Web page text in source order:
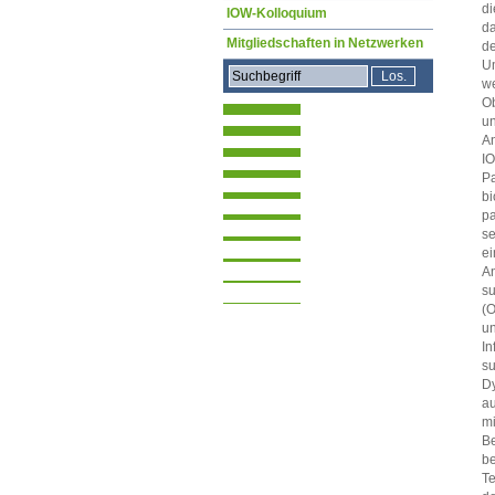
IOW-Kolloquium
Mitgliedschaften in Netzwerken